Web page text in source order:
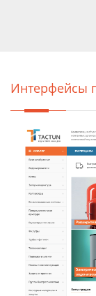
Интерфейсы